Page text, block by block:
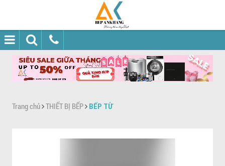
Trang chủ THIẾT BỊ BẾP BẾP TỪ